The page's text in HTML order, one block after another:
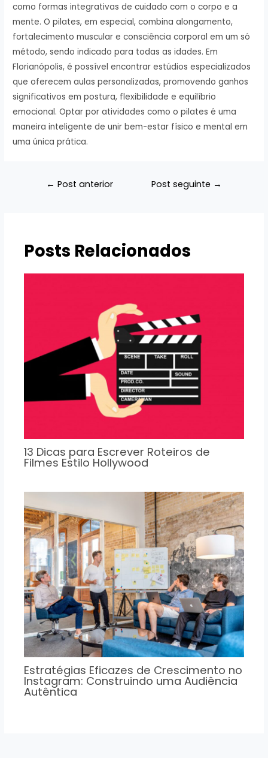
como formas integrativas de cuidado com o corpo e a
mente. O pilates, em especial, combina alongamento,
fortalecimento muscular e consciência corporal em um só
método, sendo indicado para todas as idades. Em
Florianópolis, é possível encontrar estúdios especializados
que oferecem aulas personalizadas, promovendo ganhos
significativos em postura, flexibilidade e equilíbrio
emocional. Optar por atividades como o pilates é uma
maneira inteligente de unir bem-estar físico e mental em
uma única prática.
Navegação
← Post anterior Post seguinte →
Posts Relacionados
13 Dicas para Escrever Roteiros de
Filmes Estilo Hollywood
Estratégias Eficazes de Crescimento no
Instagram: Construindo uma Audiência
Autêntica